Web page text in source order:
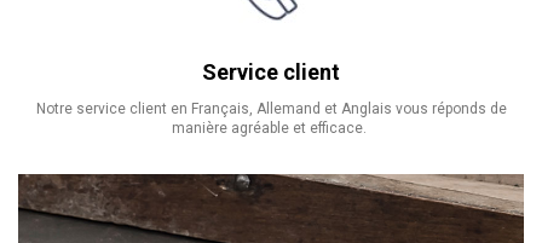
Service client
Notre service client en Français, Allemand et Anglais vous réponds de
manière agréable et efficace.